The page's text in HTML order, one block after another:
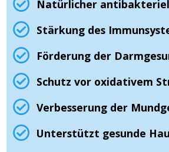
Natürlicher
Stärkung des
Förderung der
Schutz vor oxidativem
Verbesserung der
Unterstützt gesunde